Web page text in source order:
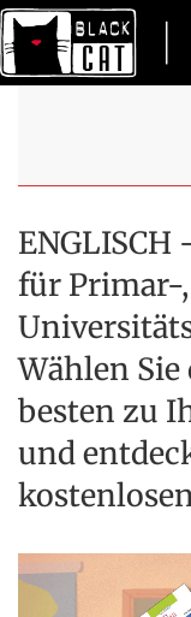
für Primar-
Wählen
besten zu
und